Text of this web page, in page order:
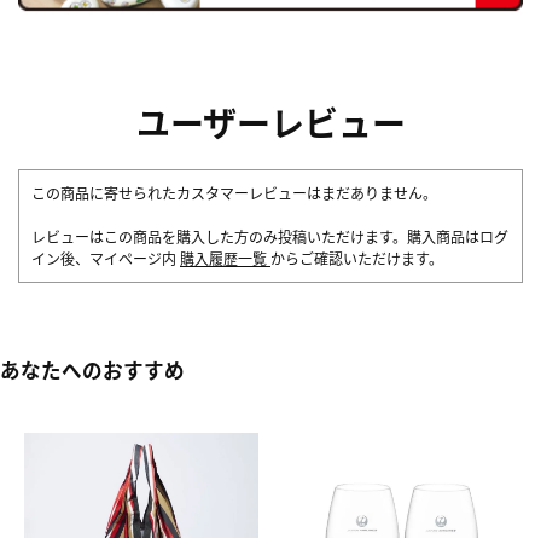
ユーザーレビュー
この商品に寄せられたカスタマーレビューはまだありません。
レビューはこの商品を購入した方のみ投稿いただけます。購入商品はログ
イン後、マイページ内 購入履歴一覧 からご確認いただけます。
あなたへのおすすめ